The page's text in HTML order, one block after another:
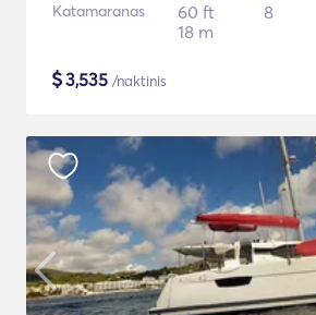
Katamaranas
60 ft
18 m
8
$3,535 /naktinis